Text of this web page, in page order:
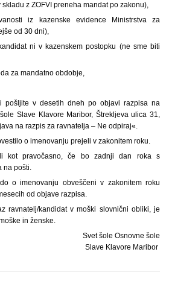
z ZOFVI preneha mandat po zakonu),
iz kazenske evidence Ministrstva za
od 30 dni),
ni v kazenskem postopku (ne sme biti
za mandatno obdobje,
pošljite v desetih dneh po objavi razpisa na
Slave Klavore Maribor, Štrekljeva ulica 31,
na razpis za ravnatelja – Ne odpiraj«.
o imenovanju prejeli v zakonitem roku.
kot pravočasno, če bo zadnji dan roka s
na pošti.
o imenovanju obveščeni v zakonitem roku
od objave razpisa.
ravnatelj/kandidat v moški slovnični obliki, je
in ženske.
Svet šole Osnovne šole
Slave Klavore Maribor